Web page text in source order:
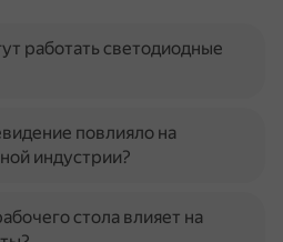
работать светодиодные
повлияло на
индустрии?
стола влияет на